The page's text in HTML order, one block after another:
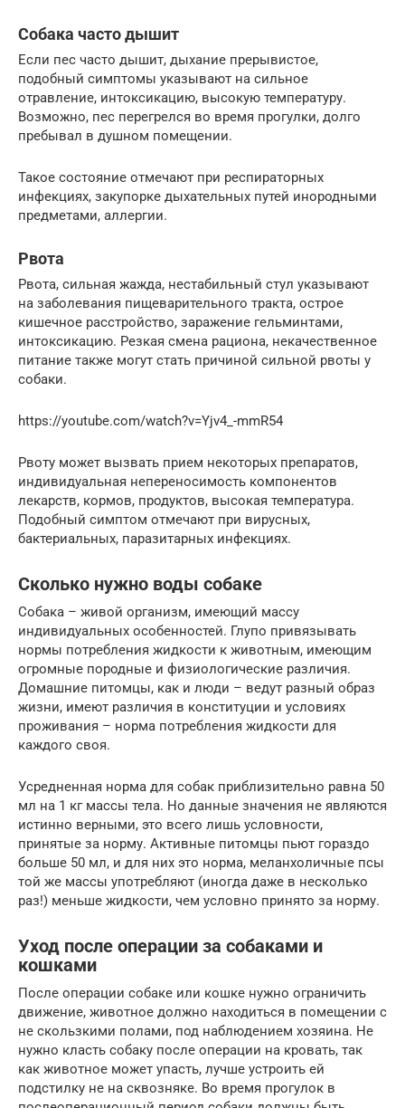
Собака часто дышит
Если пес часто дышит, дыхание прерывистое,
подобный симптомы указывают на сильное
отравление, интоксикацию, высокую температуру.
Возможно, пес перегрелся во время прогулки, долго
пребывал в душном помещении.
Такое состояние отмечают при респираторных
инфекциях, закупорке дыхательных путей инородными
предметами, аллергии.
Рвота
Рвота, сильная жажда, нестабильный стул указывают
на заболевания пищеварительного тракта, острое
кишечное расстройство, заражение гельминтами,
интоксикацию. Резкая смена рациона, некачественное
питание также могут стать причиной сильной рвоты у
собаки.
https://youtube.com/watch?v=Yjv4_-mmR54
Рвоту может вызвать прием некоторых препаратов,
индивидуальная непереносимость компонентов
лекарств, кормов, продуктов, высокая температура.
Подобный симптом отмечают при вирусных,
бактериальных, паразитарных инфекциях.
Сколько нужно воды собаке
Собака – живой организм, имеющий массу
индивидуальных особенностей. Глупо привязывать
нормы потребления жидкости к животным, имеющим
огромные породные и физиологические различия.
Домашние питомцы, как и люди – ведут разный образ
жизни, имеют различия в конституции и условиях
проживания – норма потребления жидкости для
каждого своя.
Усредненная норма для собак приблизительно равна 50
мл на 1 кг массы тела. Но данные значения не являются
истинно верными, это всего лишь условности,
принятые за норму. Активные питомцы пьют гораздо
больше 50 мл, и для них это норма, меланхоличные псы
той же массы употребляют (иногда даже в несколько
раз!) меньше жидкости, чем условно принято за норму.
Уход после операции за собаками и
кошками
После операции собаке или кошке нужно ограничить
движение, животное должно находиться в помещении с
не скользкими полами, под наблюдением хозяина. Не
нужно класть собаку после операции на кровать, так
как животное может упасть, лучше устроить ей
подстилку не на сквозняке. Во время прогулок в